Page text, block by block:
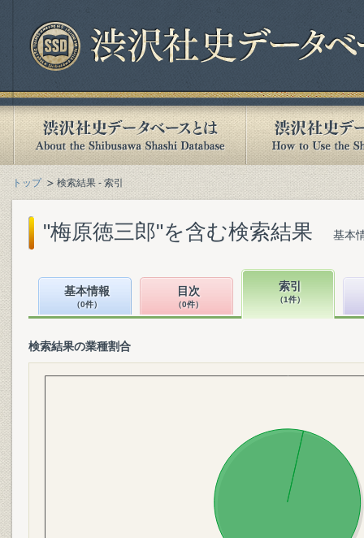
トップ 検索結果 - 索引
"梅原徳三郎"を含む検索結果 基本
基本情報
（0件）
目次
（0件）
索引
（1件）
検索結果の業種割合